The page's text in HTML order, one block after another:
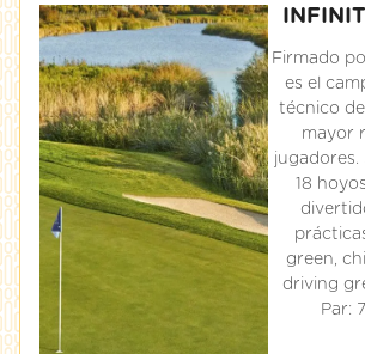
Firmado
es el
técnico
mayor
18
green,
driving
Par: